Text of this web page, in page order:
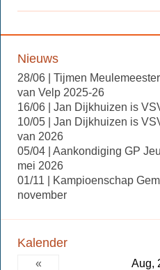
Nieuws
28/06 | Tijmen
van Velp 2025-26
16/06 | Jan Dijkhuizen is
10/05 | Jan Dijkhuizen is
van 2026
05/04 | Aankondiging GP
mei 2026
01/11 | Kampioenschap
november
Kalender
« Aug,